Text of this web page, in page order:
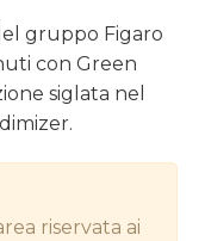
gruppo Figaro
con Green
siglata nel
riservata ai